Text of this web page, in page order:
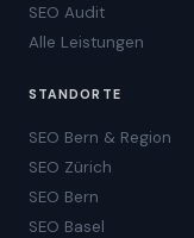
SEO Audit
Alle Leistungen
STANDORTE
SEO Bern & Region
SEO Zürich
SEO Bern
SEO Basel